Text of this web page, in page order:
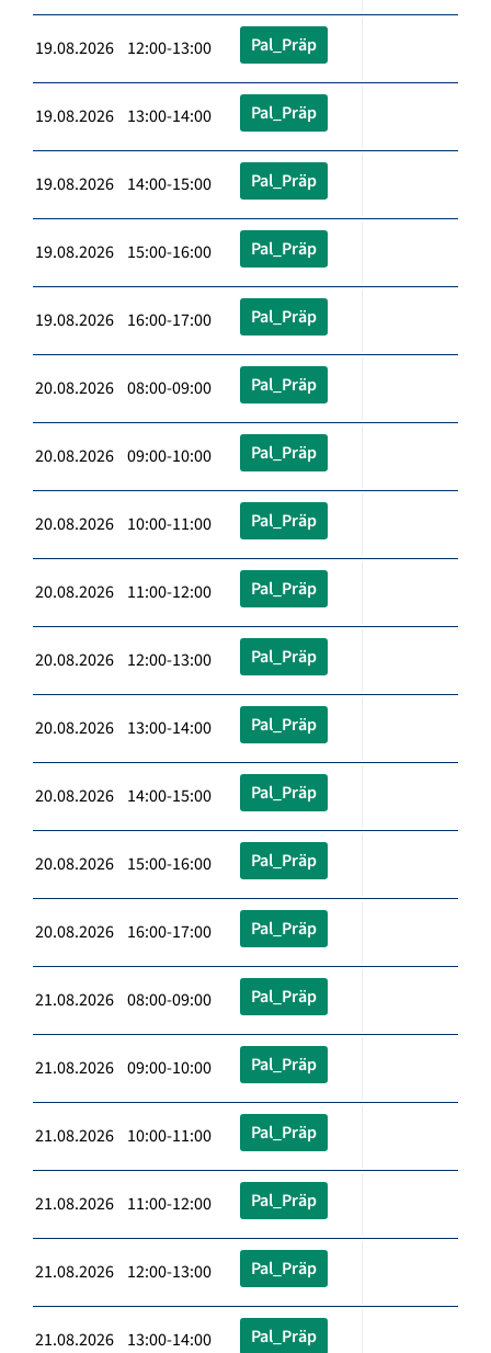
19.08.2026 12:00-13:00 Pal_Präp
19.08.2026 13:00-14:00 Pal_Präp
19.08.2026 14:00-15:00 Pal_Präp
19.08.2026 15:00-16:00 Pal_Präp
19.08.2026 16:00-17:00 Pal_Präp
20.08.2026 08:00-09:00 Pal_Präp
20.08.2026 09:00-10:00 Pal_Präp
20.08.2026 10:00-11:00 Pal_Präp
20.08.2026 11:00-12:00 Pal_Präp
20.08.2026 12:00-13:00 Pal_Präp
20.08.2026 13:00-14:00 Pal_Präp
20.08.2026 14:00-15:00 Pal_Präp
20.08.2026 15:00-16:00 Pal_Präp
20.08.2026 16:00-17:00 Pal_Präp
21.08.2026 08:00-09:00 Pal_Präp
21.08.2026 09:00-10:00 Pal_Präp
21.08.2026 10:00-11:00 Pal_Präp
21.08.2026 11:00-12:00 Pal_Präp
21.08.2026 12:00-13:00 Pal_Präp
21.08.2026 13:00-14:00 Pal_Präp